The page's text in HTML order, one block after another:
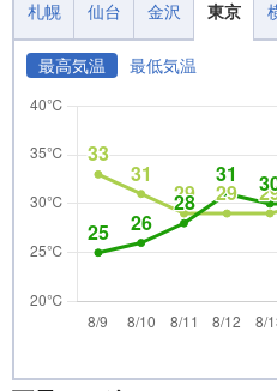
札幌 仙台 金沢 東京
最高気温 最低気温